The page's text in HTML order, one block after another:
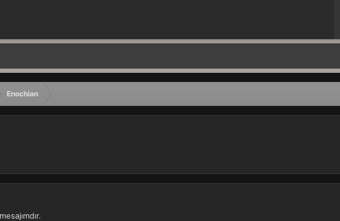
Enochian